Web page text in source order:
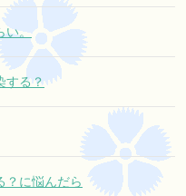
い。
する？
？に悩んだら